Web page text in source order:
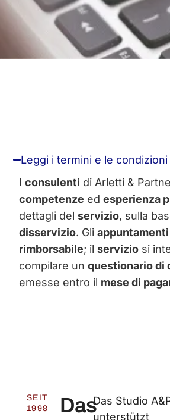
Leggi i termini e le condizioni
I consulenti di Arletti &
competenze ed esperienza
dettagli del servizio, sulla
disservizio. Gli appuntamenti
rimborsabile; il servizio si
compilare un questionario di
emesse entro il mese di
SEIT
1998
DasDas Studio
unterstützt